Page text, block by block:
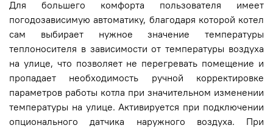
Для большего комфорта пользователя имеет
погодозависимую автоматику, благодаря которой котел
сам выбирает нужное значение температуры
теплоносителя в зависимости от температуры воздуха
на улице, что позволяет не перегревать помещение и
пропадает необходимость ручной корректировке
параметров работы котла при значительном изменении
температуры на улице. Активируется при подключении
опционального датчика наружного воздуха. При